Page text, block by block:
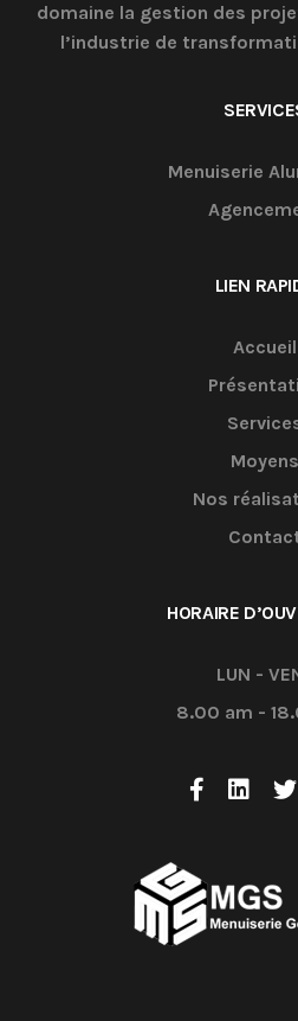
domaine la gestion des
l’industrie de
Menuiserie
LIEN
Accueil
Moyens
Nos
HORAIRE
LUN -
8.00 am -